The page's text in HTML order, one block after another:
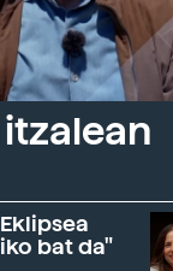
bat da"